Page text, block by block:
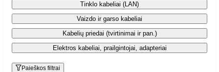
Tinklo kabeliai (LAN)
Vaizdo ir garso kabeliai
Kabelių priedai (tvirtinimai ir pan.)
Elektros kabeliai, prailgintojai, adapteriai
Paieškos filtrai